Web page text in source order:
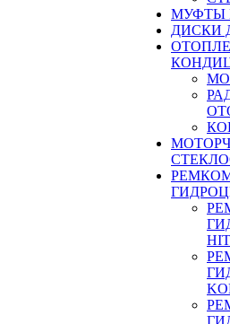
МУФТЫ
ДИСКИ